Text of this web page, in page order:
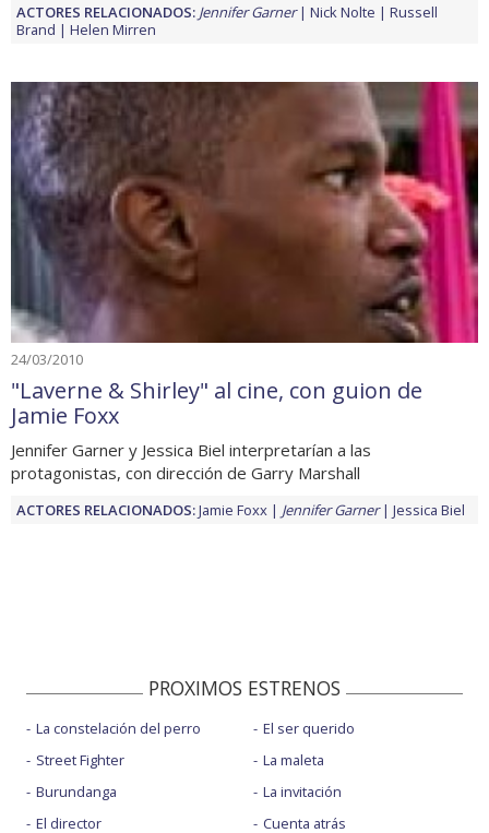
ACTORES RELACIONADOS: Jennifer Garner Nick Nolte
Russell
Brand
Helen Mirren
24/03/2010
"Laverne & Shirley" al cine, con guion de
Jamie Foxx
Jennifer Garner y Jessica Biel interpretarían a las
protagonistas, con dirección de Garry Marshall
ACTORES RELACIONADOS:Jamie Foxx Jennifer Garner Jessica Biel
PROXIMOS ESTRENOS
La constelación del perro
Street Fighter
Burundanga
El director
El ser querido
La maleta
La invitación
Cuenta atrás